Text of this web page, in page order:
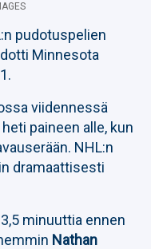
pudotuspelien
Minnesota
viidennessä
paineen alle, kun
NHL:n
dramaattisesti
minuuttia ennen
Nathan